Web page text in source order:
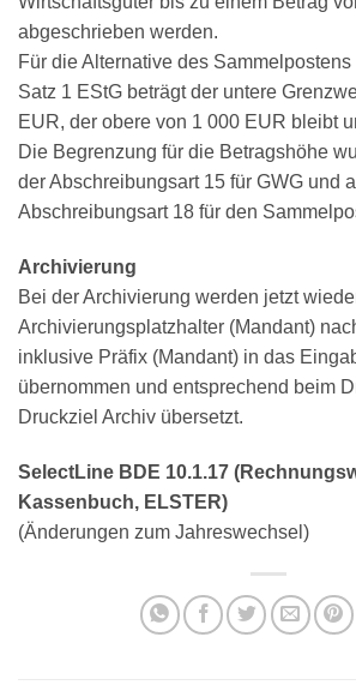
abgeschrieben werden.
Für die Alternative des
Satz 1 EStG beträgt der untere
EUR, der obere von 1 000 EUR bleibt
Die Begrenzung für die Betragshöhe
der Abschreibungsart 15 für GWG und
Abschreibungsart 18 für den
Archivierung
Bei der Archivierung werden jetzt
Archivierungsplatzhalter (Mandant)
inklusive Präfix (Mandant) in das
übernommen und entsprechend beim
Druckziel Archiv übersetzt.
SelectLine BDE 10.1.17
Kassenbuch, ELSTER)
(Änderungen zum Jahreswechsel)